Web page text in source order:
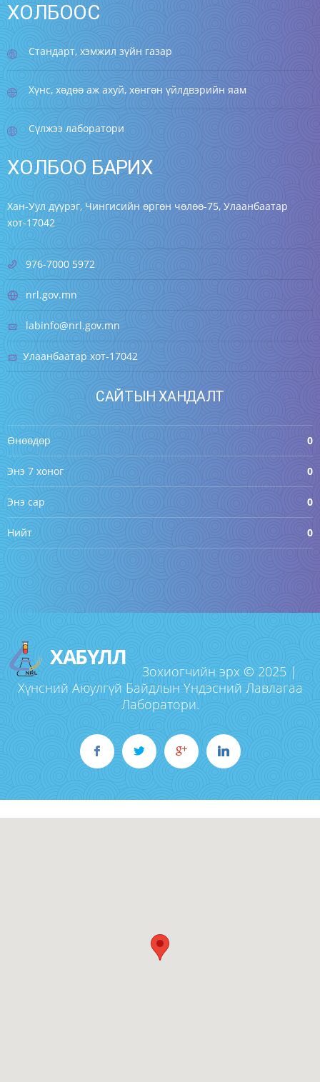
ХОЛБООС
Стандарт, хэмжил зүйн газар
Хүнс, хөдөө аж ахуй, хөнгөн үйлдвэрийн яам
Сүлжээ лаборатори
ХОЛБОО БАРИХ
Хан-Уул дүүрэг, Чингисийн өргөн чөлөө-75, Улаанбаатар
хот-17042
976-7000 5972
nrl.gov.mn
labinfo@nrl.gov.mn
Улаанбаатар хот-17042
САЙТЫН ХАНДАЛТ
Өнөөдөр 0
Энэ 7 хоног 0
Энэ сар 0
Нийт 0
ХАБҮЛЛ
Зохиогчийн эрх © 2025 |
Хүнсний Аюулгүй Байдлын Үндэсний Лавлагаа
Лаборатори.